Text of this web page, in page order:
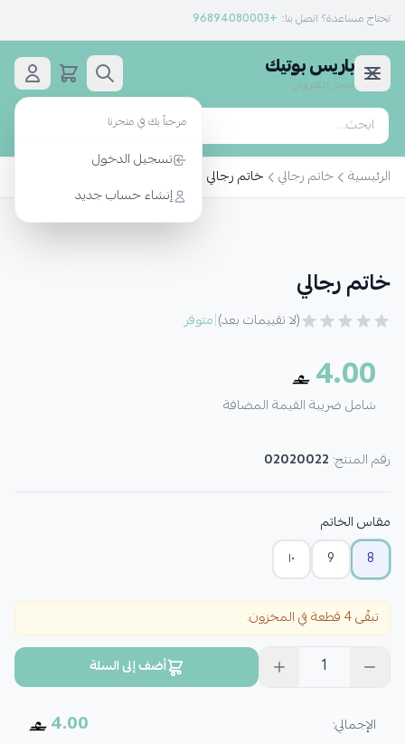
تحتاج مساعدة؟ اتصل بنا: +96894080003
باريس بوتيك
متجر إلكتروني
مرحباً بك في متجرنا
تسجيل الدخول
إنشاء حساب جديد
الرئيسية خاتم رجالي خاتم رجالي
خاتم رجالي
(لا تقييمات بعد)|متوفر
4.00
شامل ضريبة القيمة المضافة
رقم المنتج: 02020022
مقاس الخاتم
8
9 ١٠
تبقّى 4 قطعة في المخزون.
1 أضف إلى السلة
الإجمالي: 4.00